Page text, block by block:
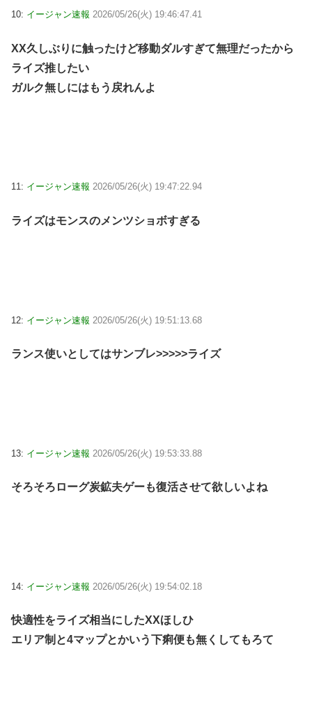
10: イージャン速報 2026/05/26(火) 19:46:47.41
XX久しぶりに触ったけど移動ダルすぎて無理だったから
ライズ推したい
ガルク無しにはもう戻れんよ
11: イージャン速報 2026/05/26(火) 19:47:22.94
ライズはモンスのメンツショボすぎる
12: イージャン速報 2026/05/26(火) 19:51:13.68
ランス使いとしてはサンブレ>>>>>ライズ
13: イージャン速報 2026/05/26(火) 19:53:33.88
そろそろローグ炭鉱夫ゲーも復活させて欲しいよね
14: イージャン速報 2026/05/26(火) 19:54:02.18
快適性をライズ相当にしたXXほしひ
エリア制と4マップとかいう下痢便も無くしてもろて